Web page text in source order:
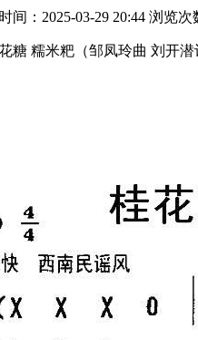
间：2025-03-29 20:44 浏览次
糖 糯米粑（邹凤玲曲 刘开